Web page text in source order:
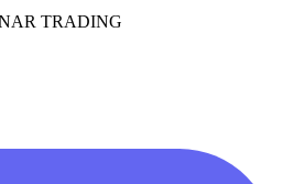
TRADING